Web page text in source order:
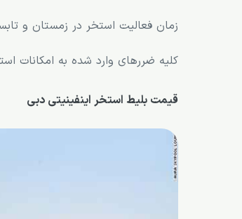
زمان فعالیت استخر در زمستان و
کلیه ضررهای وارد شده به امکانات
قیمت بلیط استخر اینفینیتی دبی